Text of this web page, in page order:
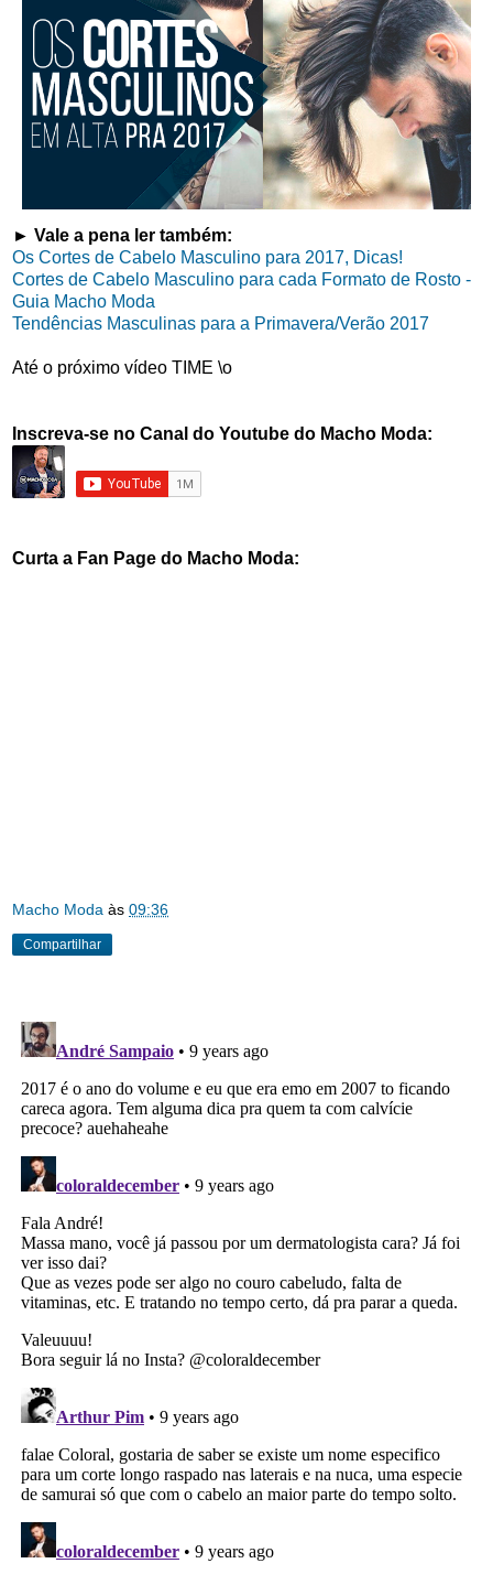
► Vale a pena ler também:
Os Cortes de Cabelo Masculino para 2017, Dicas!
Cortes de Cabelo Masculino para cada Formato de Rosto -
Guia Macho Moda
Tendências Masculinas para a Primavera/Verão 2017
Até o próximo vídeo TIME \o
Inscreva-se no Canal do Youtube do Macho Moda:
Curta a Fan Page do Macho Moda:
Macho Moda às 09:36
Compartilhar